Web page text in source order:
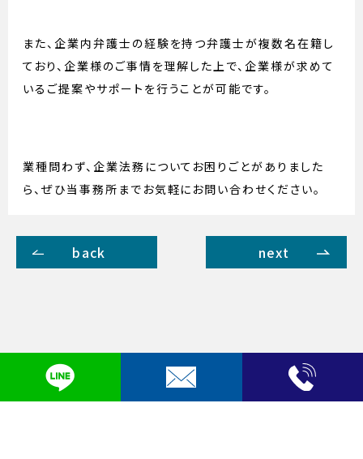
また、企業内弁護士の経験を持つ弁護士が複数名在籍し
ており、企業様のご事情を理解した上で、企業様が求めて
いるご提案やサポートを行うことが可能です。
業種問わず、企業法務についてお困りごとがありました
ら、ぜひ当事務所までお気軽にお問い合わせください。
back next
プライバシーポリシー